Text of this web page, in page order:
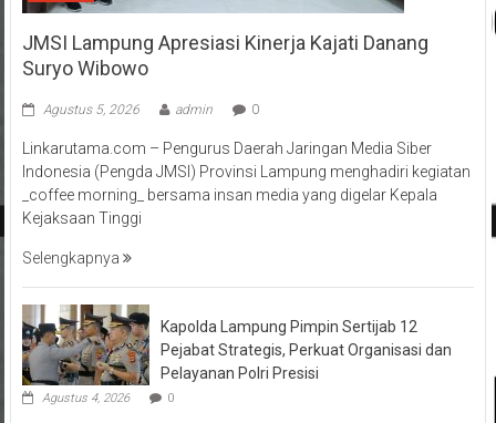
JMSI Lampung Apresiasi Kinerja Kajati Danang
Suryo Wibowo
Agustus 5, 2026 admin 0
Linkarutama.com – Pengurus Daerah Jaringan Media Siber
Indonesia (Pengda JMSI) Provinsi Lampung menghadiri kegiatan
_coffee morning_ bersama insan media yang digelar Kepala
Kejaksaan Tinggi
Selengkapnya
Kapolda Lampung Pimpin Sertijab 12
Pejabat Strategis, Perkuat Organisasi dan
Pelayanan Polri Presisi
Agustus 4, 2026 0